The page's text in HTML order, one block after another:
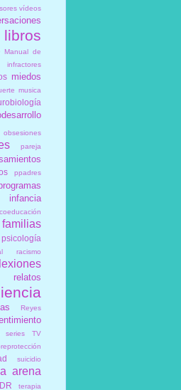
vídeos
libros
Manual de
miedos
musica
obsesiones
pareja
ppadres
psicología
racismo
relatos
Reyes
series TV
suicidio
arena
terapia